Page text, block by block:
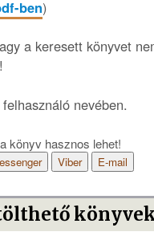
ben)
a keresett könyvet
!
nevében.
könyv hasznos lehet!
Viber E-mail